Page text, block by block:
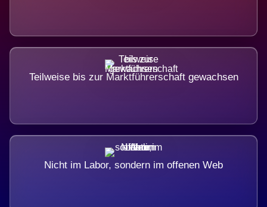
Teilweise bis zur Marktführerschaft gewachsen
Nicht im Labor, sondern im offenen Web